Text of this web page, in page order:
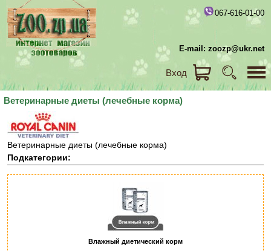
067-616-01-00
E-mail: zoozp@ukr.net
Вход
Ветеринарные диеты (лечебные корма)
Ветеринарные диеты (лечебные корма)
Подкатегории:
Влажный диетический корм